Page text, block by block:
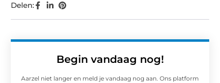
Begin vandaag nog!
Aarzel niet langer en meld je vandaag nog aan. Ons platform
Delen: